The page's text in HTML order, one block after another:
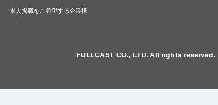
求人掲載をご希望する企業様
FULLCAST CO., LTD. All rights reserved.